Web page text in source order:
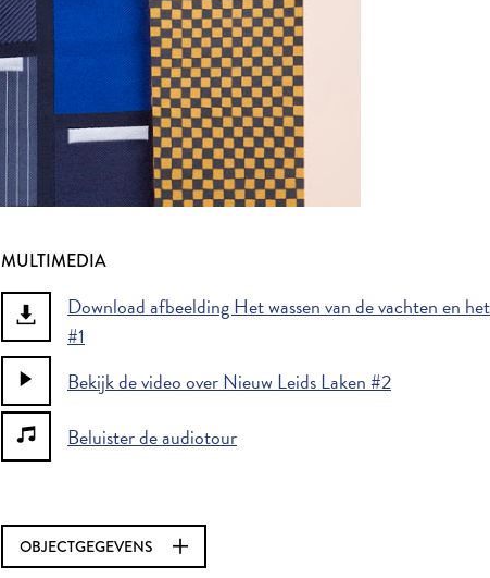
MULTIMEDIA
Download afbeelding Het wassen van de vachten en
#1
Bekijk de video over Nieuw Leids Laken #2
Beluister de audiotour
OBJECTGEGEVENS